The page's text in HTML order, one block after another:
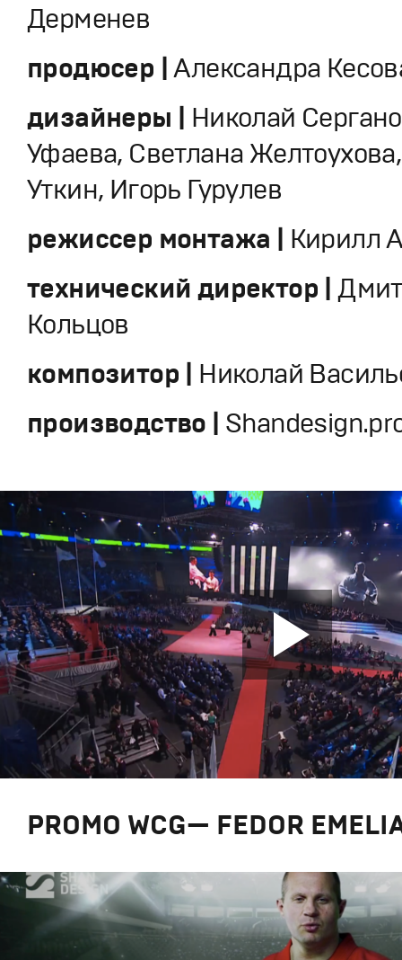
Дерменев
продюсер |Александра
дизайнеры | Николай
Уфаева, Светлана
Уткин, Игорь Гурулев
режиссер монтажа | Кирилл
технический директор |
Кольцов
композитор | Николай
производство |
PROMO WCG— FEDOR